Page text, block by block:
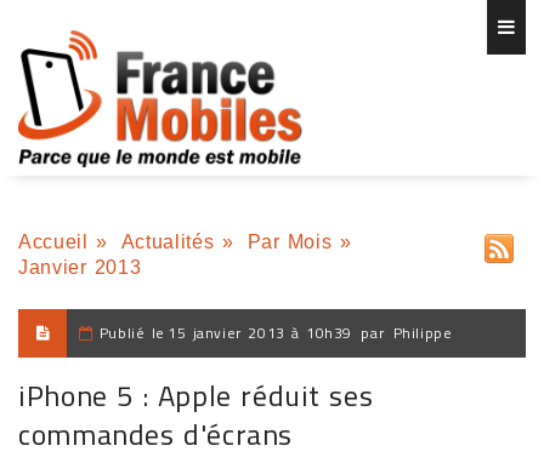
Accueil » Actualités » Par Mois »
Janvier 2013
Publié le 15 janvier 2013 à 10h39 par Philippe
iPhone 5 : Apple réduit ses
commandes d'écrans